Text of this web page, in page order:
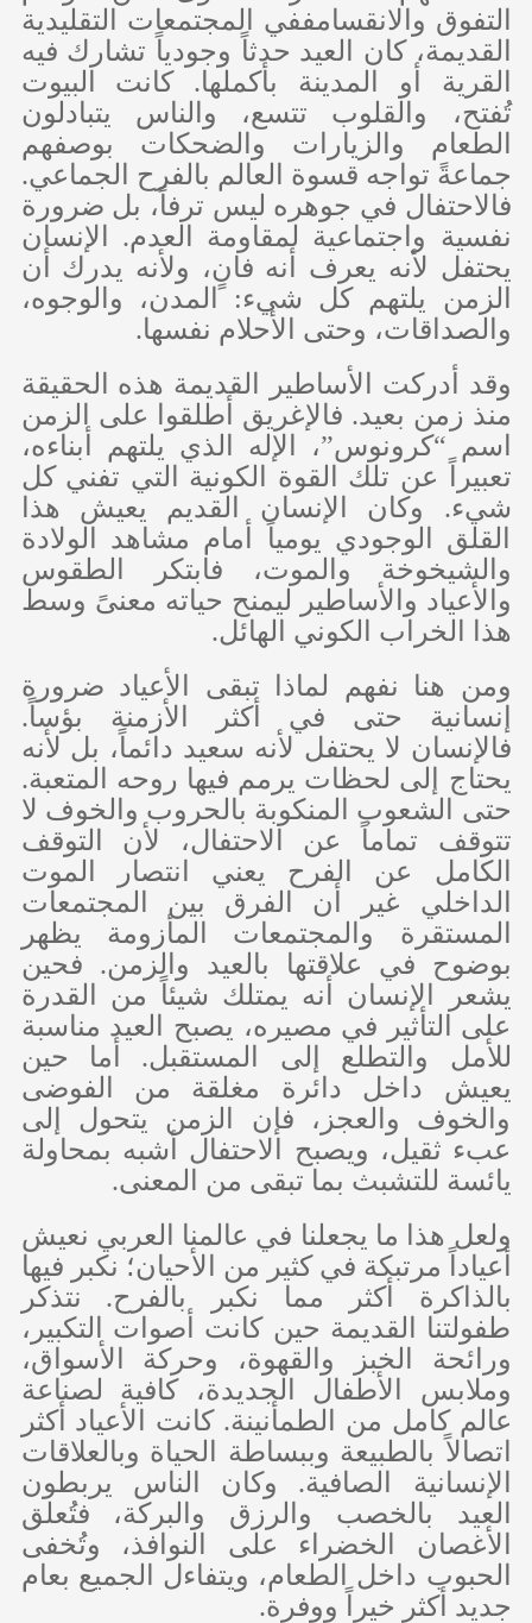
التفوق والانقسامففي المجتمعات التقليدية
القديمة، كان العيد حدثاً وجودياً تشارك فيه
القرية أو المدينة بأكملها. كانت البيوت
تُفتح، والقلوب تتسع، والناس يتبادلون
الطعام والزيارات والضحكات بوصفهم
جماعةً تواجه قسوة العالم بالفرح الجماعي.
فالاحتفال في جوهره ليس ترفاً، بل ضرورة
نفسية واجتماعية لمقاومة العدم. الإنسان
يحتفل لأنه يعرف أنه فانٍ، ولأنه يدرك أن
الزمن يلتهم كل شيء: المدن، والوجوه،
والصداقات، وحتى الأحلام نفسها.
وقد أدركت الأساطير القديمة هذه الحقيقة
منذ زمن بعيد. فالإغريق أطلقوا على الزمن
اسم “كرونوس”، الإله الذي يلتهم أبناءه،
تعبيراً عن تلك القوة الكونية التي تفني كل
شيء. وكان الإنسان القديم يعيش هذا
القلق الوجودي يومياً أمام مشاهد الولادة
والشيخوخة والموت، فابتكر الطقوس
والأعياد والأساطير ليمنح حياته معنىً وسط
هذا الخراب الكوني الهائل.
ومن هنا نفهم لماذا تبقى الأعياد ضرورة
إنسانية حتى في أكثر الأزمنة بؤساً.
فالإنسان لا يحتفل لأنه سعيد دائماً، بل لأنه
يحتاج إلى لحظات يرمم فيها روحه المتعبة.
حتى الشعوب المنكوبة بالحروب والخوف لا
تتوقف تماماً عن الاحتفال، لأن التوقف
الكامل عن الفرح يعني انتصار الموت
الداخلي غير أن الفرق بين المجتمعات
المستقرة والمجتمعات المأزومة يظهر
بوضوح في علاقتها بالعيد والزمن. فحين
يشعر الإنسان أنه يمتلك شيئاً من القدرة
على التأثير في مصيره، يصبح العيد مناسبة
للأمل والتطلع إلى المستقبل. أما حين
يعيش داخل دائرة مغلقة من الفوضى
والخوف والعجز، فإن الزمن يتحول إلى
عبء ثقيل، ويصبح الاحتفال أشبه بمحاولة
يائسة للتشبث بما تبقى من المعنى.
ولعل هذا ما يجعلنا في عالمنا العربي نعيش
أعياداً مرتبكة في كثير من الأحيان؛ نكبر فيها
بالذاكرة أكثر مما نكبر بالفرح. نتذكر
طفولتنا القديمة حين كانت أصوات التكبير،
ورائحة الخبز والقهوة، وحركة الأسواق،
وملابس الأطفال الجديدة، كافية لصناعة
عالم كامل من الطمأنينة. كانت الأعياد أكثر
اتصالاً بالطبيعة وببساطة الحياة وبالعلاقات
الإنسانية الصافية. وكان الناس يربطون
العيد بالخصب والرزق والبركة، فتُعلق
الأغصان الخضراء على النوافذ، وتُخفى
الحبوب داخل الطعام، ويتفاءل الجميع بعام
جديد أكثر خيراً ووفرة.